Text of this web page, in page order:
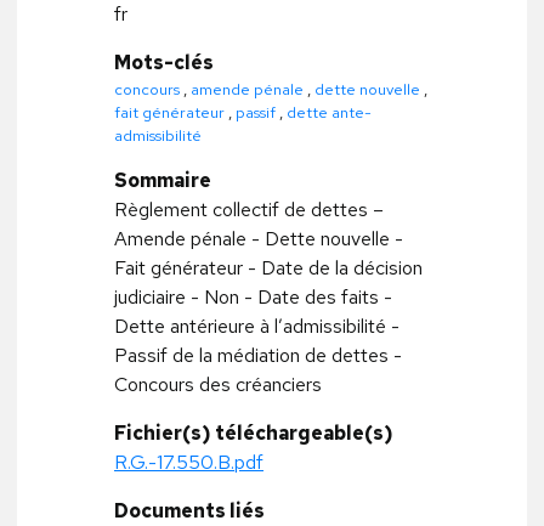
fr
Mots-clés
concours , amende pénale , dette nouvelle ,
fait générateur , passif , dette ante-
admissibilité
Sommaire
Règlement collectif de dettes –
Amende pénale - Dette nouvelle -
Fait générateur - Date de la décision
judiciaire - Non - Date des faits -
Dette antérieure à l’admissibilité -
Passif de la médiation de dettes -
Concours des créanciers
Fichier(s) téléchargeable(s)
R.G.-17.550.B.pdf
Documents liés